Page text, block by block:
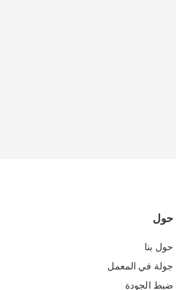
حول
حول بنا
جولة في المعمل
ضبط الجودة